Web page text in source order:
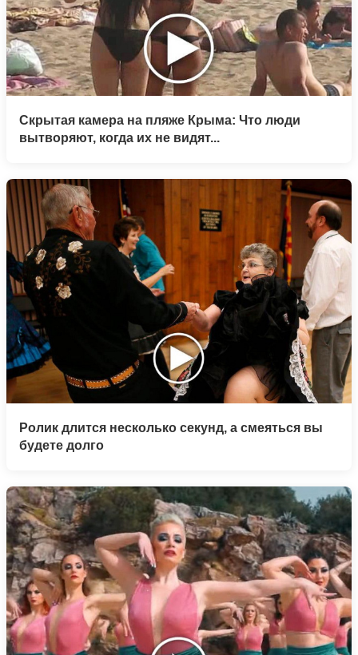
Скрытая камера на пляже Крыма: Что люди
вытворяют, когда их не видят...
Ролик длится несколько секунд, а смеяться вы
будете долго